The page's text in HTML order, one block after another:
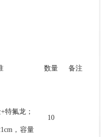
数量 备注
特氟龙；
，容量
10